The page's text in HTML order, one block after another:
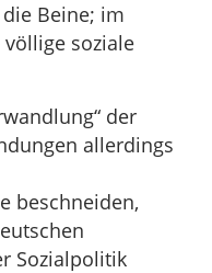
Beine; im
soziale
der
allerdings
beschneiden,
Sozialpolitik